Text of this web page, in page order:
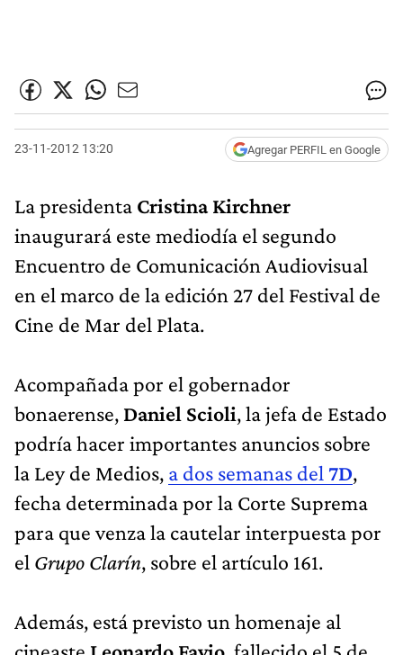
23-11-2012 13:20 Agregar PERFIL en Google
La presidenta Cristina Kirchner
inaugurará este mediodía el segundo
Encuentro de Comunicación Audiovisual
en el marco de la edición 27 del Festival de
Cine de Mar del Plata.
Acompañada por el gobernador
bonaerense, Daniel Scioli, la jefa de Estado
podría hacer importantes anuncios sobre
la Ley de Medios, a dos semanas del 7D,
fecha determinada por la Corte Suprema
para que venza la cautelar interpuesta por
el Grupo Clarín, sobre el artículo 161.
Además, está previsto un homenaje al